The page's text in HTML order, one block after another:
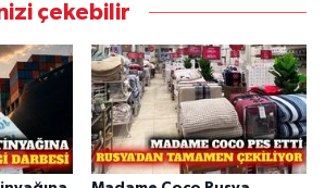
çekebilir